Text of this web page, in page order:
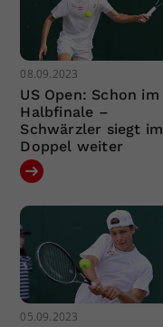
08.09.2023
US Open: Schon im
Halbfinale –
Schwärzler siegt im
Doppel weiter
05.09.2023